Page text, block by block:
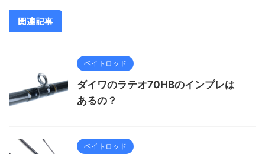
関連記事
ベイトロッド
ダイワのラテオ70HBのインプレは
あるの？
ベイトロッド